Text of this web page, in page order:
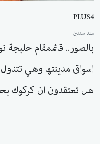
PLUS4
منذ سنتين
بالصور.. قائممقام
اسواق مدينتها وهي
هل تعتقدون ان كركوك